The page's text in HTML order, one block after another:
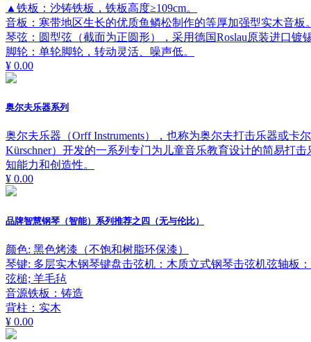
▲铁板：沙铸铁板，铁板高度≥109cm。
音板：寒带地区生长的优质鱼鳞松制作的等厚加强型实木音板
琴弦：圆型弦（截面为正圆形），采用德国Roslau原装进口镀
脚轮：单轮脚轮，转动灵活、噪声低。
¥ 0.00
奥尔夫乐器系列
奥尔夫乐器（Orff Instruments），也称为奥尔夫打击乐器或卡
Kürschner）开发的一系列专门为儿童音乐教育设计的简易打
知能力和创造性。
¥ 0.00
品牌智慧钢琴（智能）系列推荐之四（无与伦比）
颜色: 黑色烤漆（不饱和树脂环保漆）
琴键: 多层实木钢琴键盘击弦机：木质立式钢琴击弦机弦轴板
弦槌; 羊毛毡
音源铁板：铸造
背柱：实木
¥ 0.00